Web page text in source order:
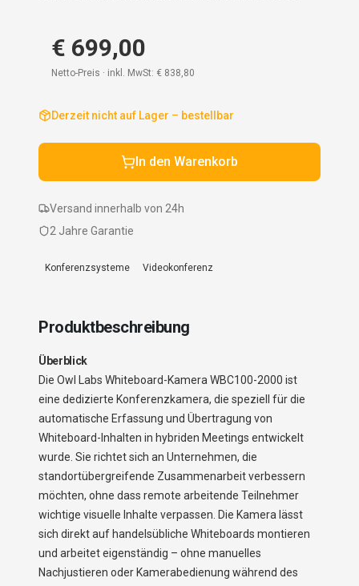
€ 699,00
Netto-Preis · inkl. MwSt: € 838,80
Derzeit nicht auf Lager – bestellbar
In den Warenkorb
Versand innerhalb von 24h
2 Jahre Garantie
Konferenzsysteme Videokonferenz
Produktbeschreibung
Überblick
Die Owl Labs Whiteboard-Kamera WBC100-2000 ist
eine dedizierte Konferenzkamera, die speziell für die
automatische Erfassung und Übertragung von
Whiteboard-Inhalten in hybriden Meetings entwickelt
wurde. Sie richtet sich an Unternehmen, die
standortübergreifende Zusammenarbeit verbessern
möchten, ohne dass remote arbeitende Teilnehmer
wichtige visuelle Inhalte verpassen. Die Kamera lässt
sich direkt auf handelsübliche Whiteboards montieren
und arbeitet eigenständig – ohne manuelles
Nachjustieren oder Kamerabedienung während des